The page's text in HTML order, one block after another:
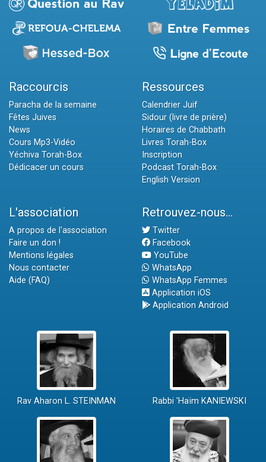
Raccourcis
Paracha de la semaine
Fêtes Juives
News
Cours Mp3-Vidéo
Yéchiva Torah-Box
Dédicacer un cours
Ressources
Calendrier Juif
Sidour (livre de prière)
Horaires de Chabbath
Livres Torah-Box
Inscription
Podcast Torah-Box
English Version
L'association
A propos de l'association
Faire un don !
Mentions légales
Nous contacter
Aide (FAQ)
Retrouvez-nous...
Twitter
Facebook
YouTube
WhatsApp
WhatsApp Femmes
Application iOS
Application Android
Rav Aharon L. STEINMAN Rabbi 'Haïm KANIEWSKI